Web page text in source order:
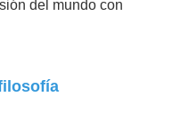
del mundo con